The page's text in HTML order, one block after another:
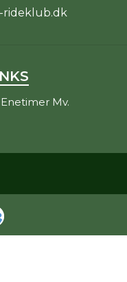
rideklub.dk
Enetimer Mv.